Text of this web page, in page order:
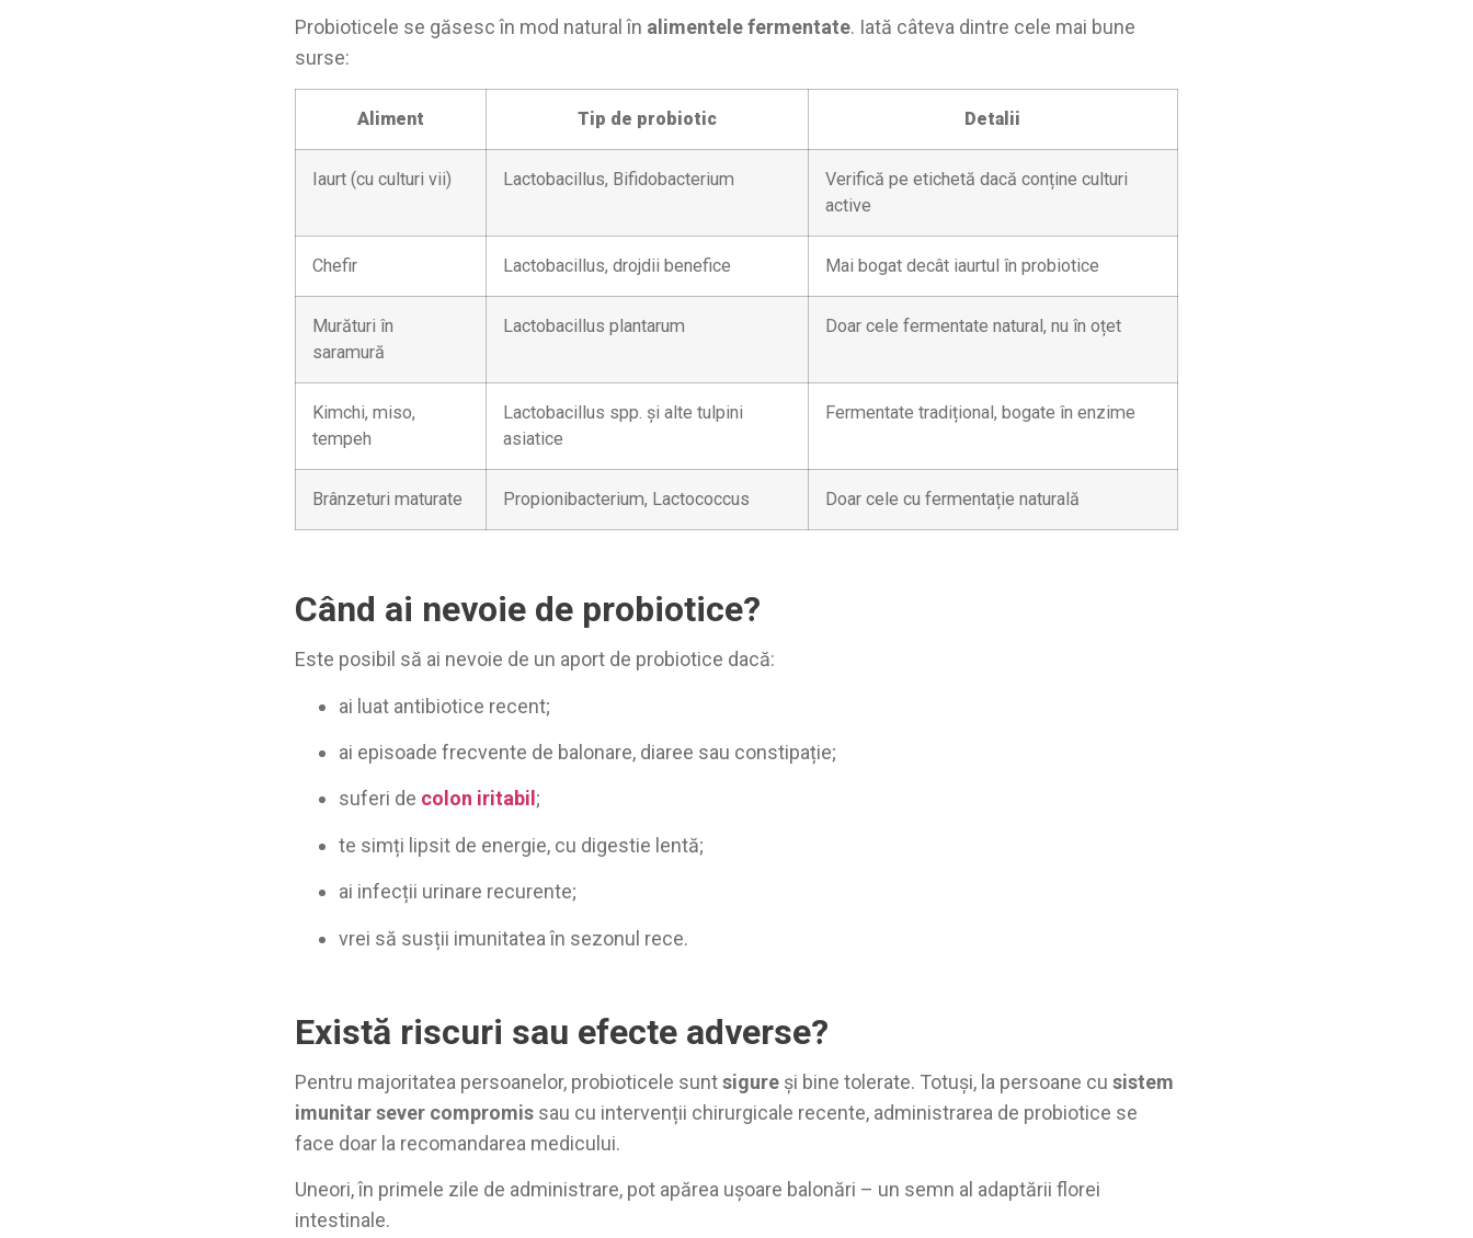
Probioticele se găsesc în mod natural în alimentele fermentate. Iată câteva dintre cele mai bune
surse:
Aliment Tip de probiotic Detalii
Iaurt (cu culturi vii) Lactobacillus, Bifidobacterium
Verifică pe etichetă dacă conține culturi
active
Chefir Lactobacillus, drojdii benefice Mai bogat decât iaurtul în probiotice
Murături în
saramură
Lactobacillus plantarum Doar cele fermentate natural, nu în oțet
Kimchi, miso,
tempeh
Lactobacillus spp. și alte tulpini
asiatice
Fermentate tradițional, bogate în enzime
Brânzeturi maturate Propionibacterium, Lactococcus Doar cele cu fermentație naturală
Când ai nevoie de probiotice?
Este posibil să ai nevoie de un aport de probiotice dacă:
ai luat antibiotice recent;
ai episoade frecvente de balonare, diaree sau constipație;
suferi de colon iritabil ;
te simți lipsit de energie, cu digestie lentă;
ai infecții urinare recurente;
vrei să susții imunitatea în sezonul rece.
Există riscuri sau efecte adverse?
Pentru majoritatea persoanelor, probioticele suntsigureși bine tolerate. Totuși, la persoane cu sistem
imunitar sever compromissau cu intervenții chirurgicale recente, administrarea de probiotice se
face doar la recomandarea medicului.
Uneori, în primele zile de administrare, pot apărea ușoare balonări – un semn al adaptării florei
intestinale.